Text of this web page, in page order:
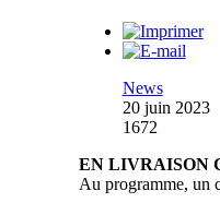
News
20 juin 2023
1672
EN LIVRAISON
Au programme, un